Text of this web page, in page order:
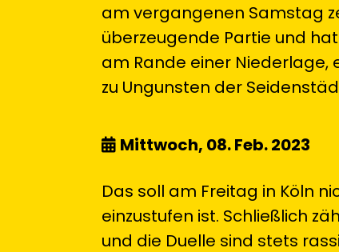
am vergangenen Samstag
überzeugende Partie und
am Rande einer Niederlage,
zu Ungunsten der
Mittwoch, 08. Feb. 2023
Das soll am Freitag in Köln
einzustufen ist. Schließlich
und die Duelle sind stets